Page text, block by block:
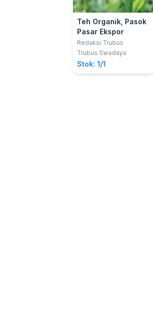
Teh Organik, Pasok
Pasar Ekspor
Redaksi Trubus
Trubus Swadaya
Stok: 1/1